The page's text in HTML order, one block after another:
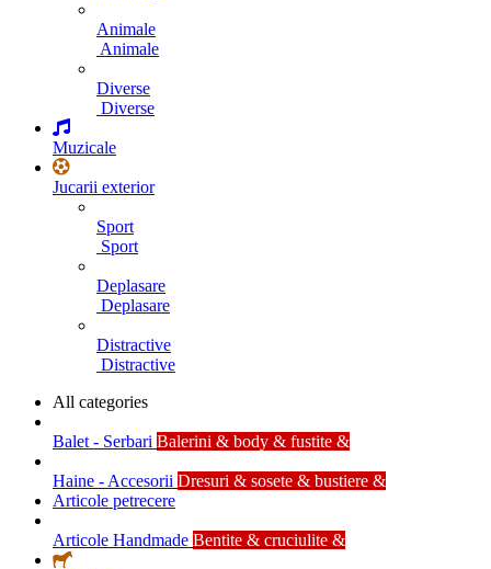
Animale
Animale
Diverse
Diverse
Muzicale
Jucarii exterior
Sport
Sport
Deplasare
Deplasare
Distractive
Distractive
All categories
Balet - Serbari Balerini & body & fustite &
Haine - Accesorii Dresuri & sosete & bustiere &
Articole petrecere
Articole Handmade Bentite & cruciulite &